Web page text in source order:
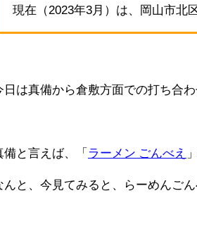
現在（2023年3月）は、岡山市北
日は真備から倉敷方面での打ち合
備と言えば、「 ラーメン ごんべえ
んと、今見てみると、らーめんご